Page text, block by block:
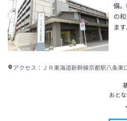
備
の
ます
アクセス： ＪＲ東海道新幹線京都駅八条
おと